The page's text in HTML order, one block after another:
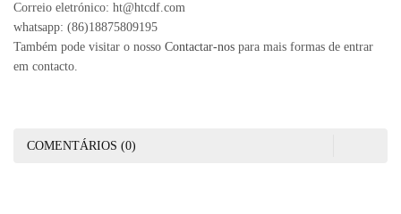
Correio eletrónico: ht@htcdf.com
whatsapp: (86)18875809195
Também pode visitar o nosso Contactar-nos para mais formas de entrar
em contacto.
COMENTÁRIOS (0)